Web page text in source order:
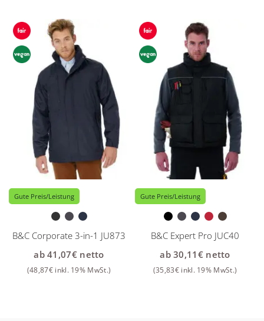
Gute Preis/Leistung
B&C Corporate 3-in-1 JU873
ab41,07€netto
(48,87€ inkl. 19% MwSt.)
Gute Preis/Leistung
B&C Expert Pro JUC40
ab30,11 €netto
(35,83€ inkl. 19% MwSt.)